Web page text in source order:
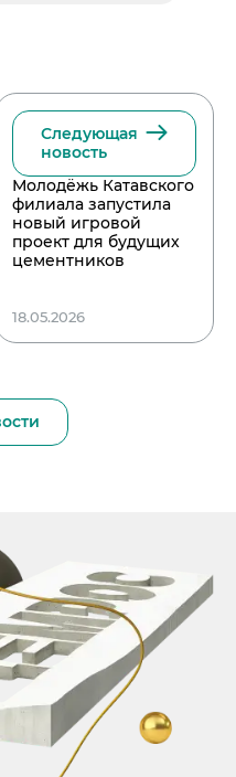
Следующая
новость
Молодёжь Катавского
филиала запустила
новый игровой
проект для будущих
цементников
18.05.2026